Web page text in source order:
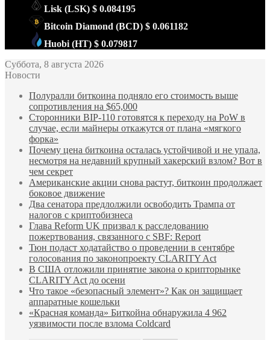
Lisk (LSK) $ 0.084195
Bitcoin Diamond (BCD) $ 0.061182
Huobi (HT) $ 0.079817
Суббота, 8 августа 2026
Новости
Полуралли биткоина подняло его стоимость выше
сопротивления на $65,000
Сторонники BIP-110 готовятся к переходу на PoW в
случае, если майнеры откажутся от плана «мягкого
форка»
Почему цена биткоина осталась устойчивой и не упала,
несмотря на недавний крупный хакерский взлом? Вот в
чем секрет
Американские акции снова растут, биткоин продолжает
боковое движение
Два сенатора предлолжили освободить Трампа от
налогов с криптобизнеса
Глава Reform UK призвал к расследованию
пожертвования, связанного с SBF: Report
Тюн подаст ходатайство о проведении в сентябре
голосования по законопроекту CLARITY Act
В США отложили принятие закона о крипторынке
CLARITY Act до осени
Что такое «безопасный элемент»? Как он защищает
аппаратные кошельки
«Красная команда» Биткойна обнаружила 4 962
уязвимости после взлома Coldcard